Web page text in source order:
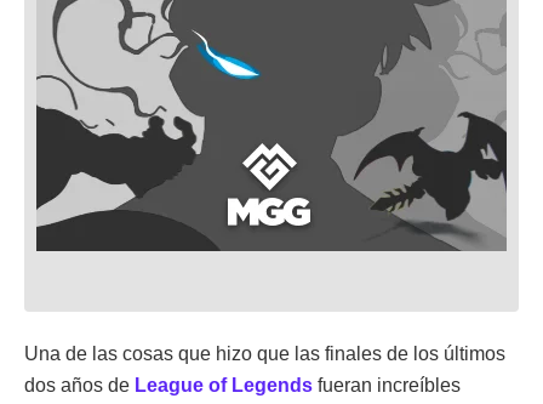
Una de las cosas que hizo que las finales de los últimos
dos años de League of Legends fueran increíbles